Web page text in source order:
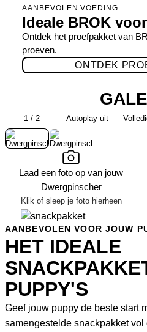
AANBEVOLEN VOEDING
Ideale BROK
Ontdek het proefpakket van
proeven.
ONTDEK
1 / 2 Autoplay uit
Laad een foto op van jouw
Dwergpinscher
Klik of sleep je foto hierheen
AANBEVOLEN VOOR JOUW
HET IDEALE
PUPPY'S
Geef jouw puppy de beste start
samengestelde snackpakket